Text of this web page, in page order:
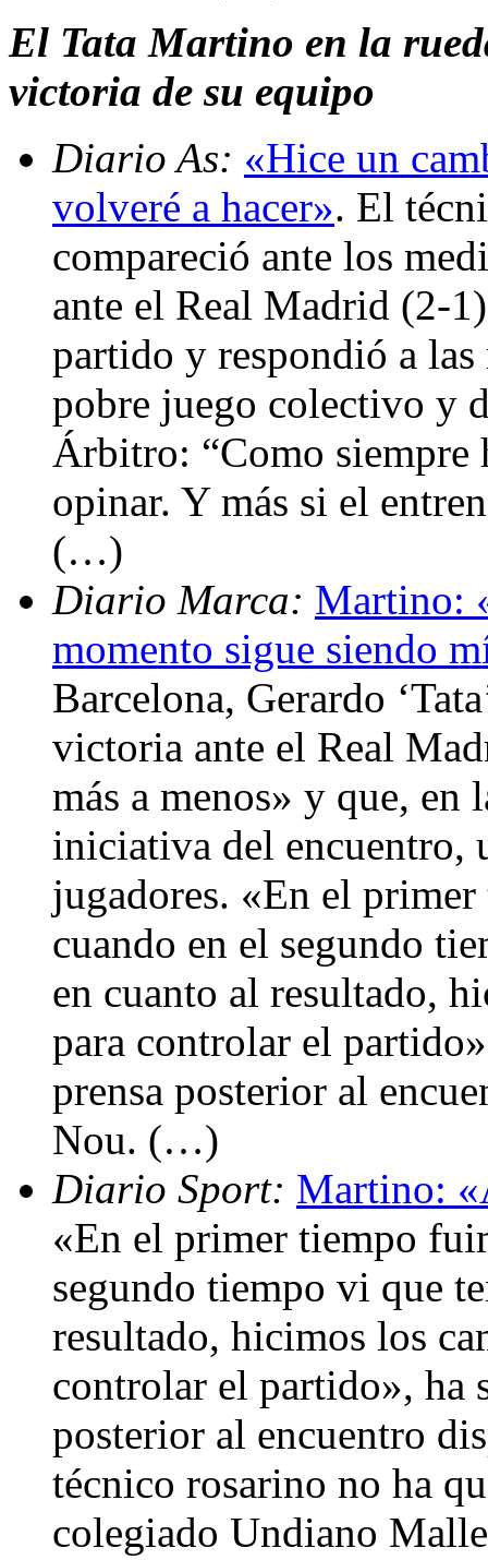
El Tata Martino en la
victoria de su equipo
Diario As: «Hice un
volveré a hacer». El
compareció ante los
ante el Real Madrid (2-
partido y respondió a las
pobre juego colectivo y
Árbitro: “Como siempre
opinar. Y más si el
(…)
Diario Marca: Martino:
momento sigue siendo
Barcelona, Gerardo
victoria ante el Real
más a menos» y que,
iniciativa del encuentro,
jugadores. «En el
cuando en el segundo
en cuanto al resultado,
para controlar el
prensa posterior al
Nou. (…)
Diario Sport: Martino:
«En el primer tiempo
segundo tiempo vi que
resultado, hicimos los
controlar el partido», ha
posterior al encuentro
técnico rosarino no ha
colegiado Undiano